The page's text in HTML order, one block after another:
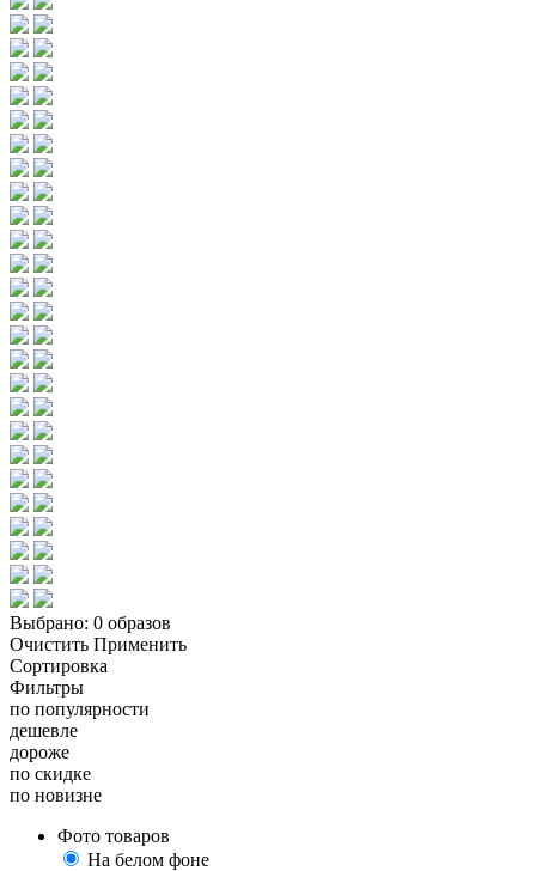
Выбрано: 0 образов
Очистить Применить
Сортировка
Фильтры
по популярности
дешевле
дороже
по скидке
по новизне
Фото товаров
На белом фоне